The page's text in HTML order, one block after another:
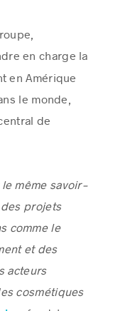
en charge la
en Amérique
le monde,
de
le même savoir-
projets
comme le
et des
acteurs
cosmétiques